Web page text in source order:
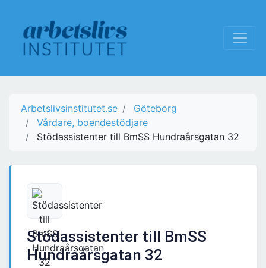
Arbetslivsinstitutet.se
Göteborg
Vårdare, boendestödjare
Stödassistenter till BmSS Hundraårsgatan 32
Stödassistenter till BmSS
Hundraårsgatan 32